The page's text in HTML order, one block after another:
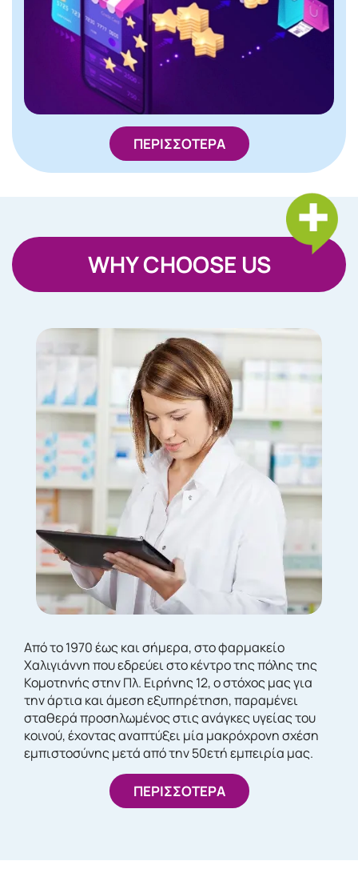
ΠΕΡΙΣΣΟΤΕΡΑ
WHY CHOOSE US
Από το 1970 έως και σήμερα, στο φαρμακείο
Χαλιγιάννη που εδρεύει στο κέντρο της πόλης της
Κομοτηνής στην Πλ. Ειρήνης 12, ο στόχος μας για
την άρτια και άμεση εξυπηρέτηση, παραμένει
σταθερά προσηλωμένος στις ανάγκες υγείας του
κοινού, έχοντας αναπτύξει μία μακρόχρονη σχέση
εμπιστοσύνης μετά από την 50ετή εμπειρία μας.
ΠΕΡΙΣΣΟΤΕΡΑ